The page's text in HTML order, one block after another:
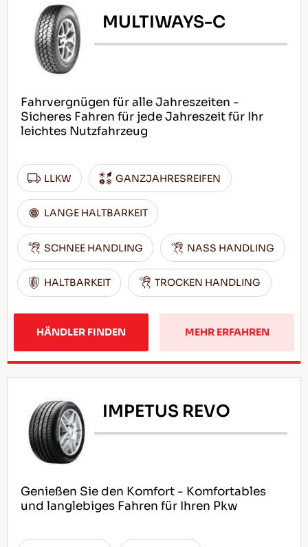
MULTIWAYS-C
Fahrvergnügen für alle Jahreszeiten -
Sicheres Fahren für jede Jahreszeit für Ihr
leichtes Nutzfahrzeug
LLKW GANZJAHRESREIFEN
LANGE HALTBARKEIT
SCHNEE HANDLING NASS HANDLING
HALTBARKEIT TROCKEN HANDLING
HÄNDLER FINDEN MEHR ERFAHREN
IMPETUS REVO
Genießen Sie den Komfort - Komfortables
und langlebiges Fahren für Ihren Pkw